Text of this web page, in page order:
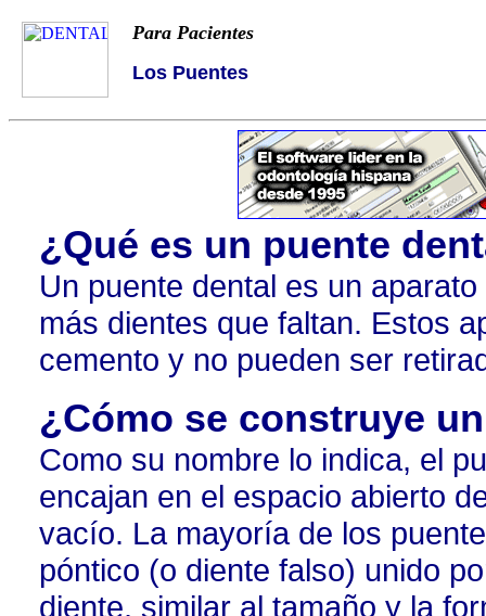
Para Pacientes
Los Puentes
¿Qué es un puente
Un puente dental es un
más dientes que faltan. Estos
cemento y no pueden ser
¿Cómo se construye
Como su nombre lo indica, el
encajan en el espacio abierto
vacío. La mayoría de los
póntico (o diente falso) unido
diente, similar al tamaño y la